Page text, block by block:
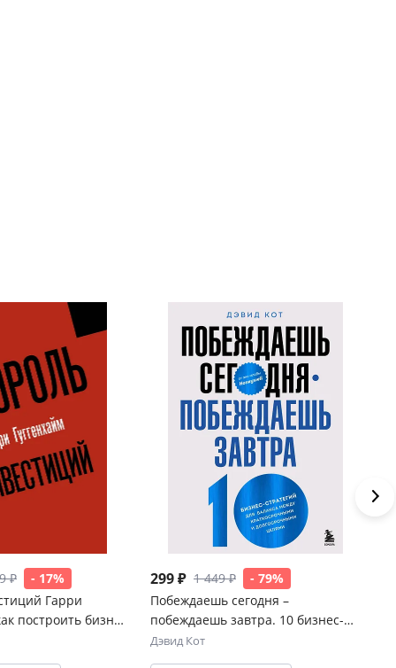
₽
- 17%
Гарри
построить бизнес
299 ₽ 1 449 ₽
- 79%
Побеждаешь сегодня –
побеждаешь завтра. 10 бизнес-
стратегий для баланса между
Дэвид Кот